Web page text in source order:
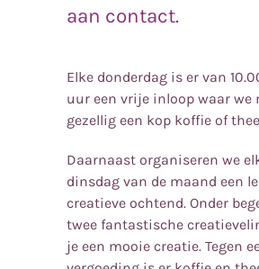
aan contact.
Elke donderdag is er van
uur een vrije inloop waar we
gezellig een kop koffie of
Daarnaast organiseren we
dinsdag van de maand een
creatieve ochtend. Onder
twee fantastische
je een mooie creatie. Tegen